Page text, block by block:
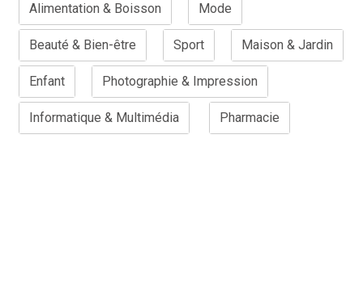
Alimentation & Boisson Mode
Beauté & Bien-être Sport Maison & Jardin
Enfant Photographie & Impression
Informatique & Multimédia Pharmacie